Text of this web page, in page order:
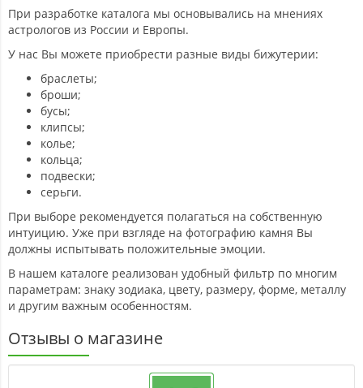
При разработке каталога мы основывались на мнениях
астрологов из России и Европы.
У нас Вы можете приобрести разные виды бижутерии:
браслеты;
броши;
бусы;
клипсы;
колье;
кольца;
подвески;
серьги.
При выборе рекомендуется полагаться на собственную
интуицию. Уже при взгляде на фотографию камня Вы
должны испытывать положительные эмоции.
В нашем каталоге реализован удобный фильтр по многим
параметрам: знаку зодиака, цвету, размеру, форме, металлу
и другим важным особенностям.
Отзывы о магазине